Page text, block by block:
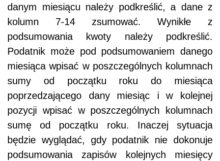
danym miesiącu należy podkreślić, a dane z
kolumn 7-14 zsumować. Wynikłe z
podsumowania kwoty należy podkreślić.
Podatnik może pod podsumowaniem danego
miesiąca wpisać w poszczególnych kolumnach
sumy od początku roku do miesiąca
poprzedzającego dany miesiąc i w kolejnej
pozycji wpisać w poszczególnych kolumnach
sumę od początku roku. Inaczej sytuacja
będzie wyglądać, gdy podatnik nie dokonuje
podsumowania zapisów kolejnych miesięcy